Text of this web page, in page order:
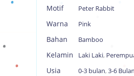
Motif Peter Rabbit
Warna Pink
Bahan Bamboo
Kelamin Laki Laki,
Usia 0-3 bulan, 3-6 Bulan